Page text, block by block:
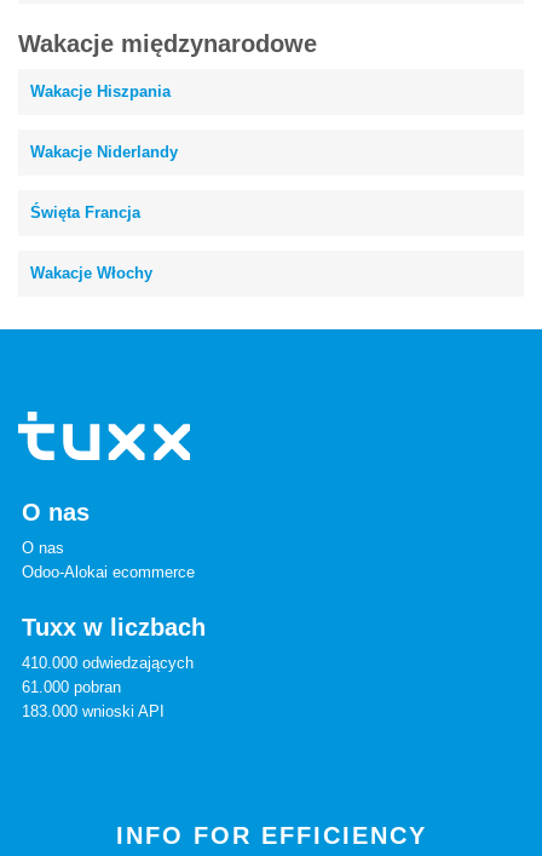
Wakacje międzynarodowe
Wakacje Hiszpania
Wakacje Niderlandy
Święta Francja
Wakacje Włochy
O nas
O nas
Odoo-Alokai ecommerce
Tuxx w liczbach
410.000 odwiedzających
61.000 pobran
183.000 wnioski API
INFO FOR EFFICIENCY